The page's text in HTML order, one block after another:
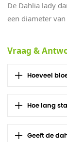
De Dahlia lady
een diameter
Vraag &
Hoeveel
Hoe lang
Geeft de